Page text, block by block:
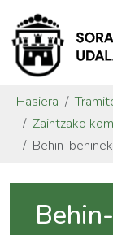
Hasiera
Zaintzako
Behin-